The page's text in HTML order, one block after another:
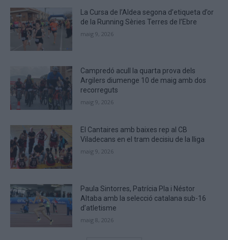
to
verify
that
you
La Cursa de l’Aldea segona d’etiqueta d’or
de la Running Sèries Terres de l’Ebre
maig 9, 2026
Campredó acull la quarta prova dels
Argilers diumenge 10 de maig amb dos
recorreguts
maig 9, 2026
El Cantaires amb baixes rep al CB
Viladecans en el tram decisiu de la lliga
maig 9, 2026
Paula Sintorres, Patrícia Pla i Néstor
Altaba amb la selecció catalana sub-16
d’atletisme
maig 8, 2026